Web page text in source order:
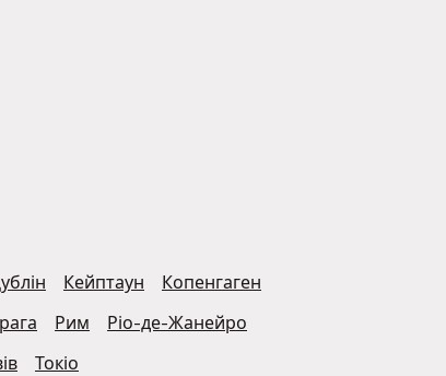
Кейптаун
Копенгаген
Рим
Ріо-де-Жанейро
Токіо